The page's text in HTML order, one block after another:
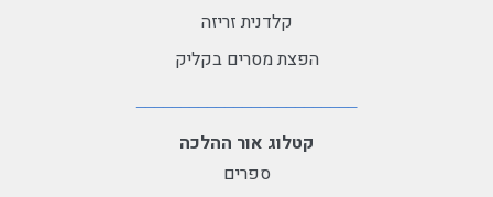
קלדנית זריזה
הפצת מסרים בקליק
קטלוג אור ההלכה
ספרים